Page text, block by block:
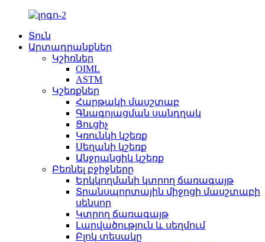
Տուն
Արտադրանքներ
Կշիռներ
OIML
ASTM
Կշեռքներ
Հարթակի մասշտաբ
Գնագոյացման սանդղակ
Ցուցիչ
Կռունկի կշեռք
Սեղանի կշեռք
Անջրանցիկ կշեռք
Բեռնել բջիջները
Երկկողմանի կտրող ճառագայթ
Տրանսպորտային միջոցի մասշտաբի
սենսոր
Կտրող ճառագայթ
Լարվածություն և սեղմում
Բլոկ տեսակը